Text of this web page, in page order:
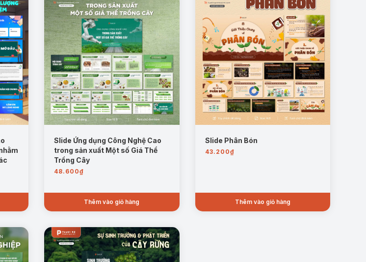
trọng của ngành Nuôi trồng Thủy sản
nguyên nhân của những khó khăn.
Kết quả sản xuất Nuôi trồng Thủy sản
2030:
bao gồm mục tiêu chung, mục tiêu cụ thể, nhiệm vụ và giải pháp nhằm thúc đẩy ngành
Slide Ứng dụng Công Nghệ Cao
trong sản xuất Một số Giá Thể
Trồng Cây
48.600₫
Thêm vào giỏ hàng
Slide Phân Bón
43.200₫
Thêm vào giỏ hàng